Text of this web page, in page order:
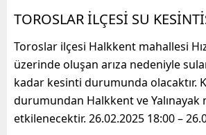
TOROSLAR İLÇESİ SU
Toroslar ilçesi Halkkent mahallesi
üzerinde oluşan arıza nedeniyle
kadar kesinti durumunda olacaktır.
durumundan Halkkent ve Yalınayak
etkilenecektir. 26.02.2025 18:00 –